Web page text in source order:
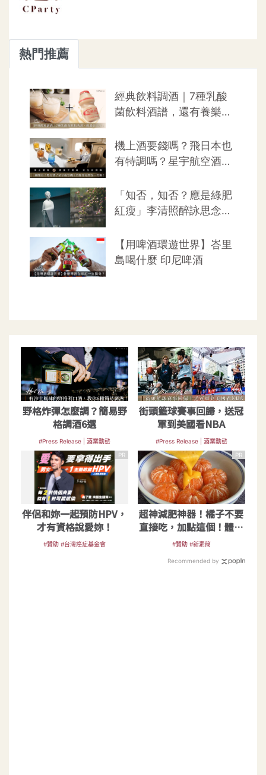
野格炸彈怎麼調？簡易野
格調酒6選
#Press Release | 酒業動態
街頭籃球賽事回歸，送冠
軍到美國看NBA
#Press Release | 酒業動態
PR
伴侶和妳一起預防HPV，
才有資格說愛妳！
#贊助 #台灣癌症基金會
PR
超神減肥神器！橘子不要
直接吃，加點這個！體重
天天下降
#贊助 #新素簡
Recommended by